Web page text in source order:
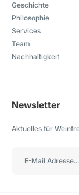
Geschichte
Philosophie
Services
Team
Nachhaltigkeit
Newsletter
Aktuelles für